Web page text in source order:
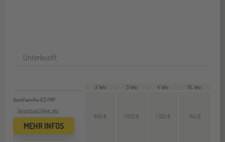
Unterkunft
Gastfamilie EZ/HP
Saisonzuschläge, etc
MEHR INFOS
2 Wo 3 Wo 4 Wo VL Wo
685 € 1.002 € 1.320 € 342 €